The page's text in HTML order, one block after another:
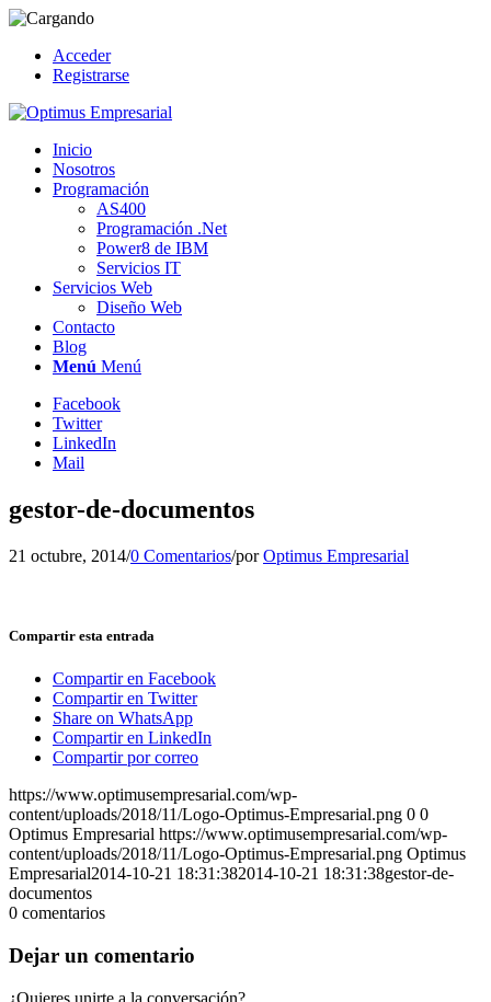
Acceder
Registrarse
Inicio
Nosotros
Programación
AS400
Programación .Net
Power8 de IBM
Servicios IT
Servicios Web
Diseño Web
Contacto
Blog
Menú Menú
Facebook
Twitter
LinkedIn
Mail
gestor-de-documentos
21 octubre, 2014/0 Comentarios/porOptimus Empresarial
Compartir esta entrada
Compartir en Facebook
Compartir en Twitter
Share on WhatsApp
Compartir en LinkedIn
Compartir por correo
https://www.optimusempresarial.com/wp-
content/uploads/2018/11/Logo-Optimus-Empresarial.png 0 0
Optimus Empresarial https://www.optimusempresarial.com/wp-
content/uploads/2018/11/Logo-Optimus-Empresarial.png Optimus
Empresarial2014-10-21 18:31:382014-10-21 18:31:38gestor-de-
documentos
0 comentarios
Dejar un comentario
¿Quieres unirte a la conversación?